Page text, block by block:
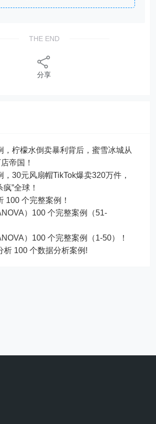
THE END
分享
，柠檬水倒卖暴利背后，蜜雪冰城从
帝国！
，30元风扇帽TikTok爆卖320万件，
”全球！
100 个完整案例！
）100 个完整案例（51-
）100 个完整案例（1-50）！
析 100 个数据分析案例!